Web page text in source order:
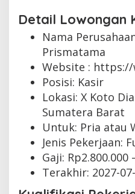
Detail Lowongan
Nama
Prismatama
Website : https://
Posisi: Kasir
Lokasi: X Koto
Sumatera Barat
Untuk: Pria atau
Jenis Pekerjaan:
Gaji: Rp2.800.000
Terakhir: 2027-